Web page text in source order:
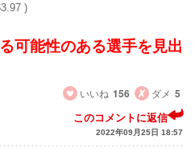
)
可能性のある選手を見出
いいね 156 ダメ 5
このコメントに返信
2022年09月25日 18:57